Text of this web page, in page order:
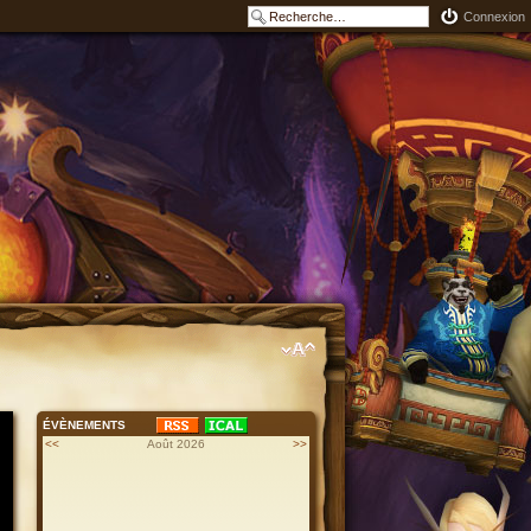
Connexion
ÉVÈNEMENTS
<<
>>
Août 2026